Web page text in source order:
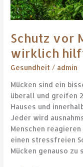
Schutz vor
wirklich
Gesundheit / admin
Mücken sind ein
überall und greifen
Hauses und
Jeder wird
Menschen
einen stressfreien
Mücken genauso zu